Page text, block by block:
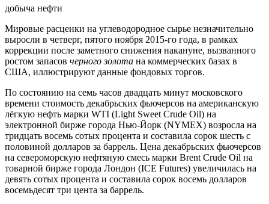
добыча нефти
Мировые расценки на углеводородное сырье незначительно
выросли в четверг, пятого ноября 2015-го года, в рамках
коррекции после заметного снижения накануне, вызванного
ростом запасов черного золота на коммерческих базах в
США, иллюстрируют данные фондовых торгов.
По состоянию на семь часов двадцать минут московского
времени стоимость декабрьских фьючерсов на американскую
лёгкую нефть марки WTI (Light Sweet Crude Oil) на
электронной бирже города Нью-Йорк (NYMEX) возросла на
тридцать восемь сотых процента и составила сорок шесть с
половиной долларов за баррель. Цена декабрьских фьючерсов
на североморскую нефтяную смесь марки Brent Crude Oil на
товарной бирже города Лондон (ICE Futures) увеличилась на
девять сотых процента и составила сорок восемь долларов
восемьдесят три цента за баррель.